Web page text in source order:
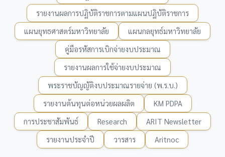
รายงานผลการปฏิบัติราชการตามแผนปฏิบัติราชการ
แผนยุทธศาสตร์มหาวิทยาลัย
แผนกลยุทธ์มหาวิทยาลัย
คู่มือรหัสการเบิกจ่ายงบประมาณ
รายงานผลการใช้จ่ายงบประมาณ
พระราชบัญญัติงบประมาณรายจ่าย (พ.ร.บ.)
รายงานต้นทุนต่อหน่วยผลผลิต
KM PDPA
การประชาสัมพันธ์
Research
ARIT Newsletter
รายงานประจำปี
วารสาร Aritnoc